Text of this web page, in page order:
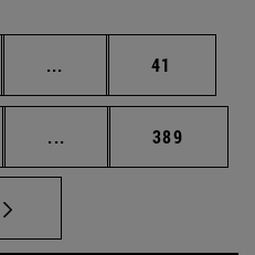
... Páginas intermedias
Página
41
... Páginas intermedias
Página
389